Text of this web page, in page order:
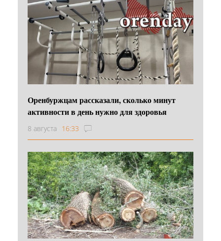
Оренбуржцам рассказали, сколько минут
активности в день нужно для здоровья
8 августа 16:33